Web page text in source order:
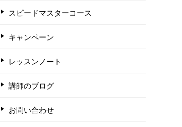
スピードマスターコース
キャンペーン
レッスンノート
講師のブログ
お問い合わせ